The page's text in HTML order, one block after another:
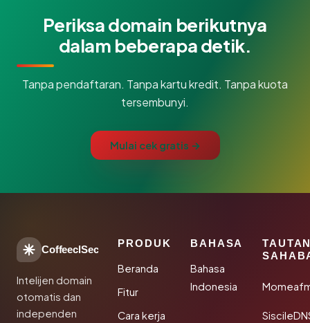
Periksa domain berikutnya
dalam beberapa detik.
Tanpa pendaftaran. Tanpa kartu kredit. Tanpa kuota
tersembunyi.
Mulai cek gratis →
CoffeeclSec
Intelijen domain
otomatis dan
independen
PRODUK
Beranda
Fitur
Cara kerja
BAHASA
Bahasa
Indonesia